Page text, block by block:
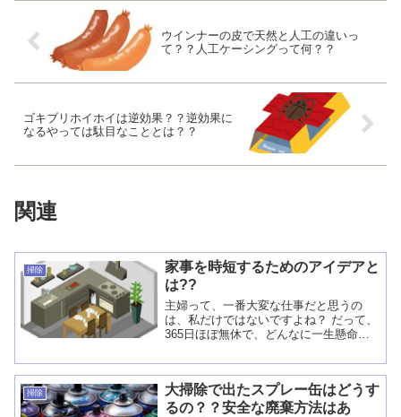
ウインナーの皮で天然と人工の違いっ
て？？人工ケーシングって何？？
ゴキブリホイホイは逆効果？？逆効果に
なるやっては駄目なこととは？？
関連
掃除
家事を時短するためのアイデアと
は??
主婦って、一番大変な仕事だと思うの
は、私だけではないですよね？ だって、
365日ほぼ無休で、どんなに一生懸命家
い。 あなたなら、そんな仕事やりたいと
思いますか？ 家事を時短する為のアイデ
ア ...
掃除
大掃除で出たスプレー缶はどうす
るの？？安全な廃棄方法はあ